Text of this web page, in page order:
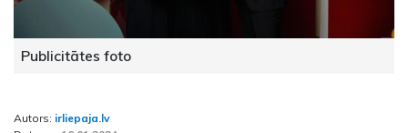
Publicitātes foto
Autors: irliepaja.lv